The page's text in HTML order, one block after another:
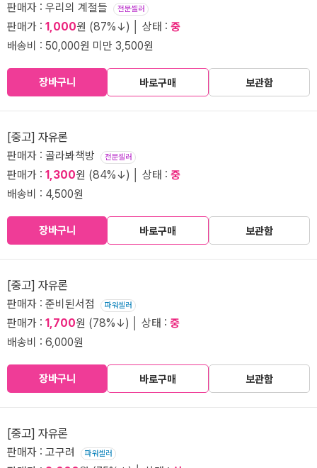
판매자 : 우리의 계절들 전문셀러
판매가 : 1,000원 (87%↓) │ 상태 : 중
배송비 : 50,000원 미만 3,500원
장바구니 바로구매 보관함
[중고] 자유론
판매자 : 골라봐책방 전문셀러
판매가 : 1,300원 (84%↓) │ 상태 : 중
배송비 : 4,500원
장바구니 바로구매 보관함
[중고] 자유론
판매자 : 준비된서점 파워셀러
판매가 : 1,700원 (78%↓) │ 상태 : 중
배송비 : 6,000원
장바구니 바로구매 보관함
[중고] 자유론
판매자 : 고구려 파워셀러